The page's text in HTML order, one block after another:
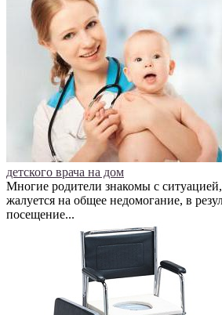
детского врача на дом
Многие родители знакомы с
жалуется на общее недомогание, в
посещение...